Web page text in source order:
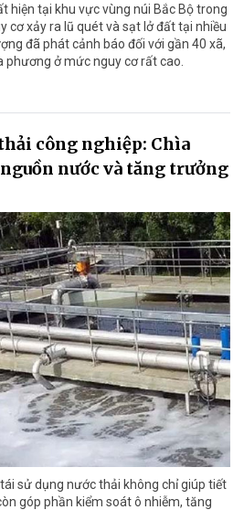
hiện tại khu vực vùng núi Bắc Bộ trong
cơ xảy ra lũ quét và sạt lở đất tại nhiều
đã phát cảnh báo đối với gần 40 xã,
ở mức nguy cơ rất cao.
công nghiệp: Chìa
nước và tăng trưởng
sử dụng nước thải không chỉ giúp tiết
góp phần kiểm soát ô nhiễm, tăng